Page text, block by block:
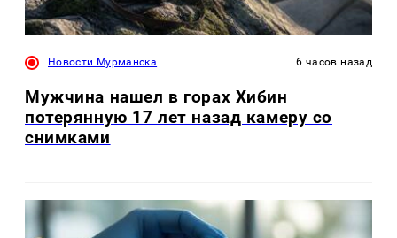
Новости Мурманска 6 часов назад
Мужчина нашел в горах Хибин
потерянную 17 лет назад камеру со
снимками